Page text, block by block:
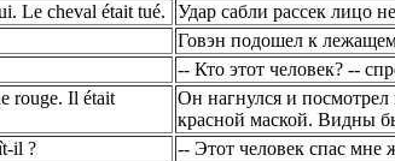
Le cheval était tué.
Удар сабли рассек лицо
Говэн подошел к
-- Кто этот человек? --
rouge. Il était
Он нагнулся и посмотрел
красной маской. Видны
il ?
-- Этот человек спас мне